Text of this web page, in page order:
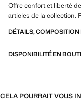
Offre confort et liberté
articles de la collection.
DÉTAILS, COMPOSITION
DISPONIBILITÉ EN
CELA POURRAIT VOUS